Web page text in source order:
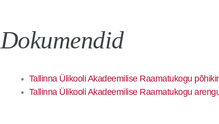
Dokumendid
Tallinna Ülikooli Akadeemilise Raamatukogu
Tallinna Ülikooli Akadeemilise Raamatukogu